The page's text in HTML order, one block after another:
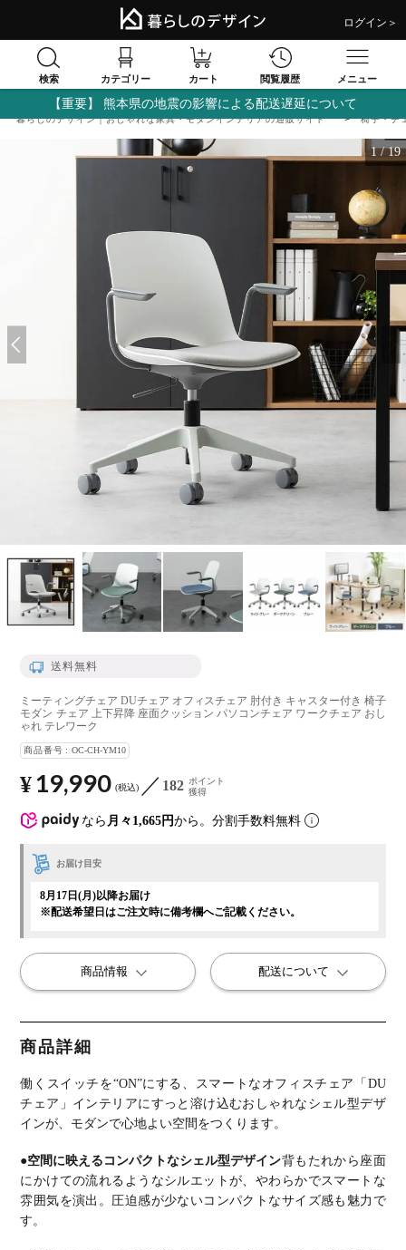
ログイン＞
検索 カテゴリー カート 閲覧履歴 メニュー
【重要】 熊本県の地震の影響による配送遅延について
暮らしのデザイン｜おしゃれな家具・モダンインテリアの通販サイト 椅子・チ
1 / 19
商品詳細
働くスイッチを“ON”にする、スマートなオフィスチェア「DU
チェア」 インテリアにすっと溶け込むおしゃれなシェル型デザ
インが、モダンで心地よい空間をつくります。
●空間に映えるコンパクトなシェル型デザイン背もたれから座面
にかけての流れるようなシルエットが、やわらかでスマートな
雰囲気を演出。 圧迫感が少ないコンパクトなサイズ感も魅力で
す。
送料無料
ミーティングチェア DUチェア オフィスチェア 肘付き キャスター付き 椅子
モダン チェア 上下昇降 座面クッション パソコンチェア ワークチェア おし
ゃれ テレワーク
商品番号 OC-CH-YM10
なら 月々1,665円から。分割手数料無料
¥ 19,990 税込 182 ポイント
獲得
お届け目安
8月17日(月)以降お届け
※配送希望日はご注文時に備考欄へご記載ください。
商品情報 配送について